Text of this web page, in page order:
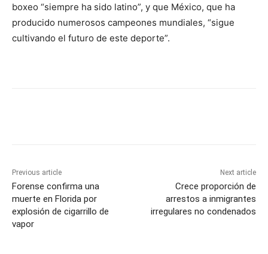
boxeo “siempre ha sido latino”, y que México, que ha
producido numerosos campeones mundiales, “sigue
cultivando el futuro de este deporte”.
Previous article
Forense confirma una
muerte en Florida por
explosión de cigarrillo de
vapor
Next article
Crece proporción de
arrestos a inmigrantes
irregulares no condenados